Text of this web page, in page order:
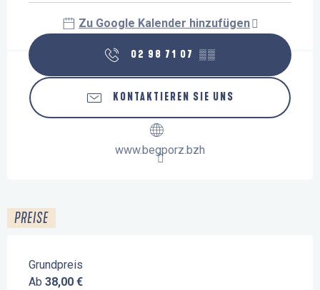
Zu Google Kalender hinzufügen
02 98 71 07 ▒▒
KONTAKTIEREN SIE UNS
www.begporz.bzh
PREISE
Grundpreis
Ab 38,00 €